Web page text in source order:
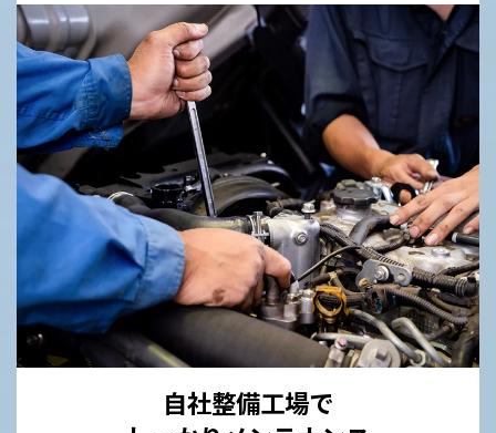
自社整備工場で